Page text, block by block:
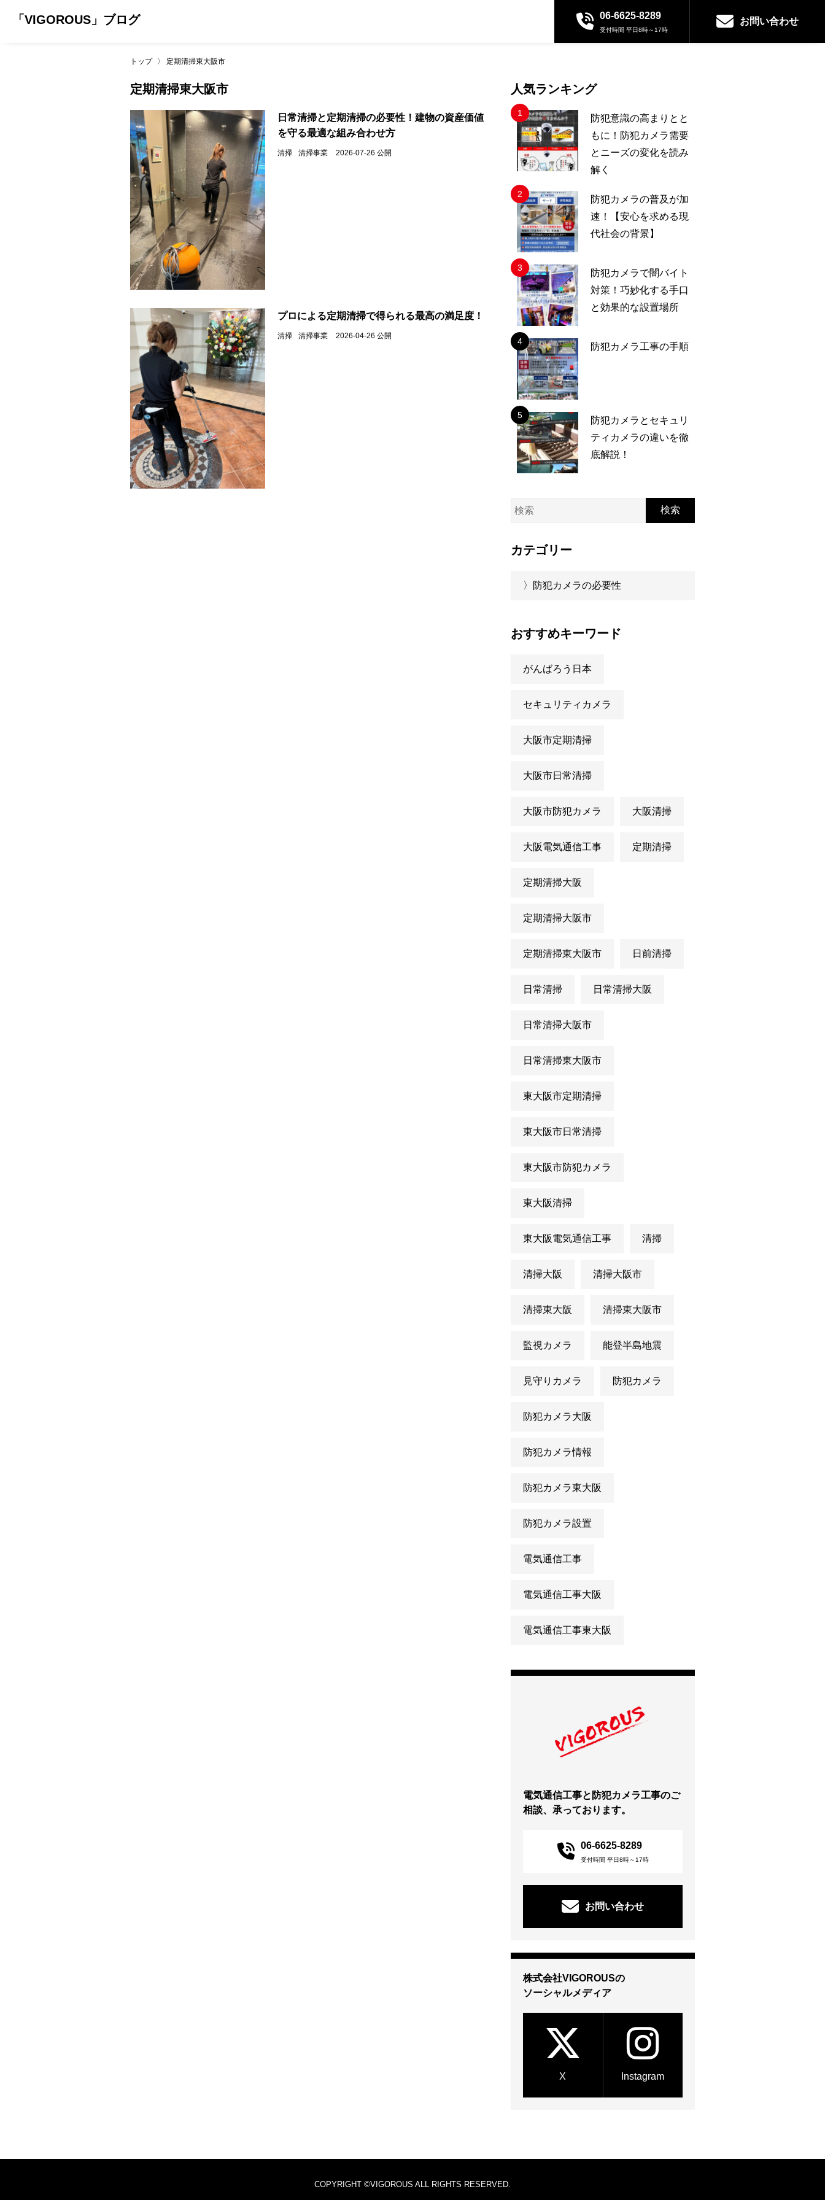
「VIGOROUS」ブログ 06-6625-8289
受付時間 平日8時～17時
お問い合わせ
トップ 〉 定期清掃東大阪市
定期清掃東大阪市
日常清掃と定期清掃の必要性！建物の資産価値
を守る最適な組み合わせ方
清掃 清掃事業 2026-07-26 公開
プロによる定期清掃で得られる最高の満足度！
清掃 清掃事業 2026-04-26 公開
人気ランキング
防犯意識の高まりとと
もに！防犯カメラ需要
とニーズの変化を読み
解く
防犯カメラの普及が加
速！【安心を求める現
代社会の背景】
防犯カメラで闇バイト
対策！巧妙化する手口
と効果的な設置場所
防犯カメラ工事の手順
防犯カメラとセキュリ
ティカメラの違いを徹
底解説！
検索
カテゴリー
〉防犯カメラの必要性
おすすめキーワード
がんばろう日本
セキュリティカメラ
大阪市定期清掃
大阪市日常清掃
大阪市防犯カメラ 大阪清掃
大阪電気通信工事 定期清掃
定期清掃大阪
定期清掃大阪市
定期清掃東大阪市 日前清掃
日常清掃 日常清掃大阪
日常清掃大阪市
日常清掃東大阪市
東大阪市定期清掃
東大阪市日常清掃
東大阪市防犯カメラ
東大阪清掃
東大阪電気通信工事 清掃
清掃大阪 清掃大阪市
清掃東大阪 清掃東大阪市
監視カメラ 能登半島地震
見守りカメラ 防犯カメラ
防犯カメラ大阪
防犯カメラ情報
防犯カメラ東大阪
防犯カメラ設置
電気通信工事
電気通信工事大阪
電気通信工事東大阪
電気通信工事と防犯カメラ工事のご
相談、承っております。
06-6625-8289
受付時間 平日8時～17時
お問い合わせ
株式会社VIGOROUSの
ソーシャルメディア
X Instagram
COPYRIGHT ©VIGOROUS ALL RIGHTS RESERVED.